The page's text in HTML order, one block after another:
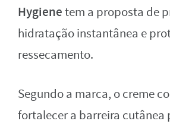
Hygienetem a proposta de
hidratação instantânea e
ressecamento.
Segundo a marca, o creme
fortalecer a barreira cutânea